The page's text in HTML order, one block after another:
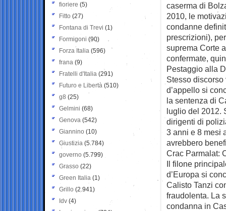
caserma di
2010, le
condanne
prescrizioni),
suprema Corte
confermate,
Pestaggio alla
Stesso
d’appello si
la sentenza di
luglio del 2012.
dirigenti di
3 anni e 8 mesi
avrebbero
Crac Parmalat:
Il filone
d’Europa si
Calisto Tanzi
fraudolenta. La
condanna in
fioriere (5)
Fitto (27)
Fontana di Trevi (1)
Formigoni (90)
Forza Italia (596)
frana (9)
Fratelli d'Italia (291)
Futuro e Libertà (510)
g8 (25)
Gelmini (68)
Genova (542)
Giannino (10)
Giustizia (5.784)
governo (5.799)
Grasso (22)
Green Italia (1)
Grillo (2.941)
Idv (4)